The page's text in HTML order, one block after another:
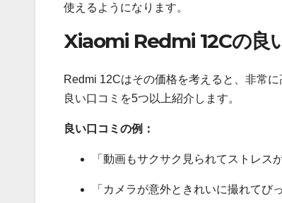
使えるようになります。
Xiaomi Redmi 12Cの良
Redmi 12Cはその価格を考えると、非常
良い口コミを5つ以上紹介します。
良い口コミの例：
「動画もサクサク見られてストレス
「カメラが意外ときれいに撮れてび